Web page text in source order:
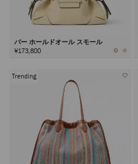
バー ホールドオール スモール
¥173,800
Trending